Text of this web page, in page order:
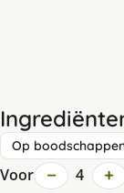
Op
Voor − 4 +